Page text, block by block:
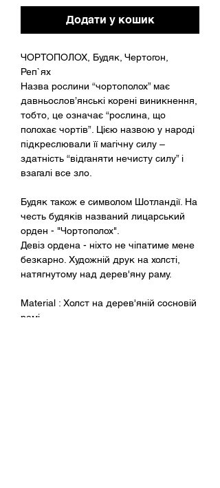
Додати у кошик
ЧОРТОПОЛОХ, Будяк, Чертогон,
Реп`ях
Назва рослини “чортополох” має
давньослов’янські корені виникнення,
тобто, це означає “рослина, що
полохає чортів”. Цією назвою у народі
підкреслювали її магічну силу –
здатність “відганяти нечисту силу” і
взагалі все зло.
Будяк також е символом Шотландії. На
честь будяків названий лицарський
орден - "Чортополох".
Девіз ордена - ніхто не чіпатиме мене
безкарно. Художній друк на холсті,
натягнутому над дерев'яну раму.
Material : Холст на дерев'яній сосновій
рамі